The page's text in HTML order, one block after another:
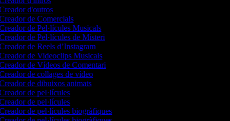
d'outros
de Comercials
de Pel·lícules Musicals
de Pel·lícules de Misteri
de Reels d’Instagram
de Videoclips Musicals
de Vídeos de Comentari
de collages de vídeo
de dibuixos animats
de pel·lícules
de pel·lícules
de pel·lícules biogràfiques